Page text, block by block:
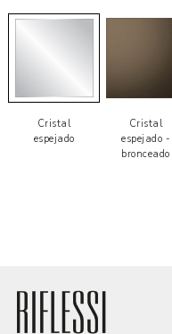
Cristal
espejado
Cristal
espejado -
bronceado